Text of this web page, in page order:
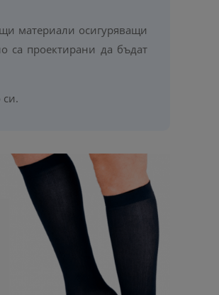
материали осигуряващи
са проектирани да бъдат